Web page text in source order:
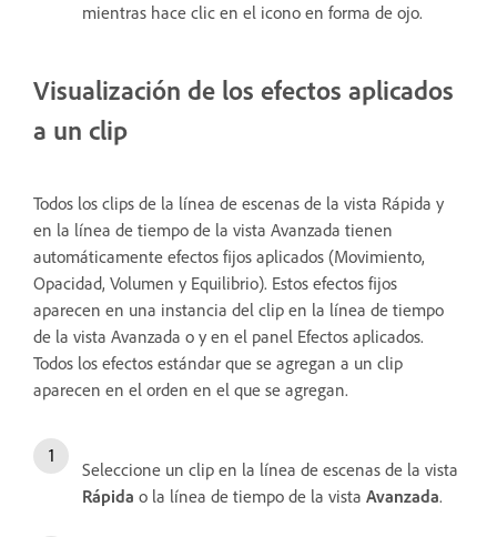
mientras hace clic en el icono en forma de ojo.
Visualización de los efectos aplicados
a un clip
Todos los clips de la línea de escenas de la vista Rápida y
en la línea de tiempo de la vista Avanzada tienen
automáticamente efectos fijos aplicados (Movimiento,
Opacidad, Volumen y Equilibrio). Estos efectos fijos
aparecen en una instancia del clip en la línea de tiempo
de la vista Avanzada o y en el panel Efectos aplicados.
Todos los efectos estándar que se agregan a un clip
aparecen en el orden en el que se agregan.
Seleccione un clip en la línea de escenas de la vista
Rápida o la línea de tiempo de la vista Avanzada.